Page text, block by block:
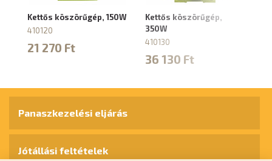
Kettős köszörűgép, 150W
410120
21 270 Ft
Kettős köszörűgép,
350W
410130
36 130 Ft
Panaszkezelési eljárás
Jótállási feltételek